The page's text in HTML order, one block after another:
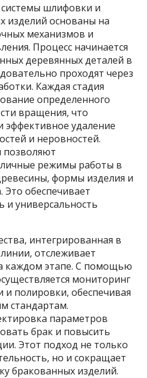
шлифовки и
изделий основаны на
механизмов и
Процесс начинается
деревянных деталей в
проходят через
Каждая стадия
определенного
вращения, что
эффективное удаление
и неровностей.
позволяют
режимы работы в
формы изделия и
Это обеспечивает
и универсальность
интегрированная в
отслеживает
каждом этапе. С помощью
мониторинг
полировки, обеспечивая
стандартам.
параметров
брак и повысить
Этот подход не только
но и сокращает
бракованных изделий.